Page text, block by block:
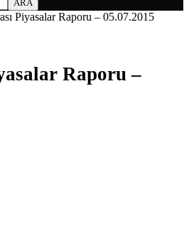
Piyasalar Raporu – 05.07.2015
Raporu –